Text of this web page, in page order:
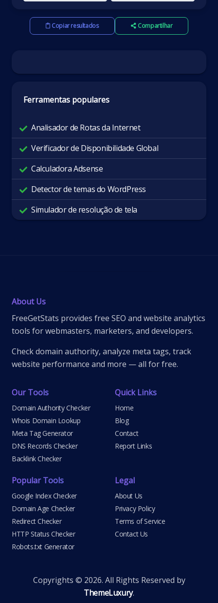
Copiar resultados Compartilhar
Ferramentas populares
Analisador de Rotas da Internet
Verificador de Disponibilidade Global
Calculadora Adsense
Detector de temas do WordPress
Simulador de resolução de tela
About Us
FreeGetStats provides free SEO and website analytics
tools for webmasters, marketers, and developers.
Check domain authority, analyze meta tags, track
website performance and more — all for free.
Our Tools
Domain Authority Checker
Whois Domain Lookup
Meta Tag Generator
DNS Records Checker
Backlink Checker
Quick Links
Home
Blog
Contact
Report Links
Popular Tools
Google Index Checker
Domain Age Checker
Redirect Checker
HTTP Status Checker
Robots.txt Generator
Legal
About Us
Privacy Policy
Terms of Service
Contact Us
Copyrights © 2026. All Rights Reserved by
ThemeLuxury.